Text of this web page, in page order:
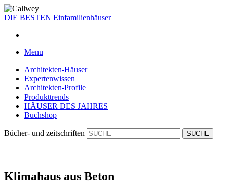
DIE BESTEN Einfamilienhäuser
Menu
Architekten-Häuser
Expertenwissen
Architekten-Profile
Produkttrends
HÄUSER DES JAHRES
Buchshop
Bücher- und zeitschriften
Klimahaus aus Beton